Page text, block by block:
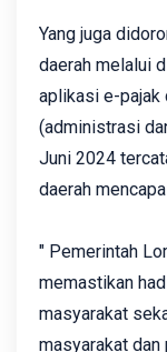
Yang juga
daerah melalui
aplikasi e-pajak
(administrasi
Juni 2024
daerah
" Pemerintah
memastikan
masyarakat
masyarakat dan